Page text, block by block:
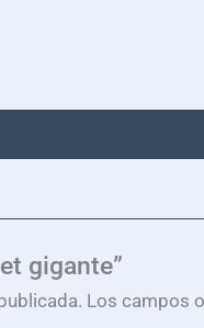
gigante”
Los campos